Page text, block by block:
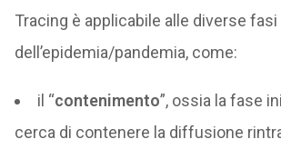
Tracing è applicabile alle diverse fasi
dell’epidemia/pandemia, come:
il “contenimento”, ossia la fase
cerca di contenere la diffusione